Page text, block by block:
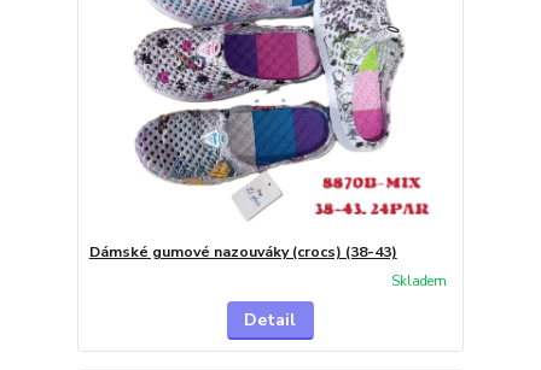
Dámské gumové nazouváky (crocs) (38-43)
Skladem
Detail